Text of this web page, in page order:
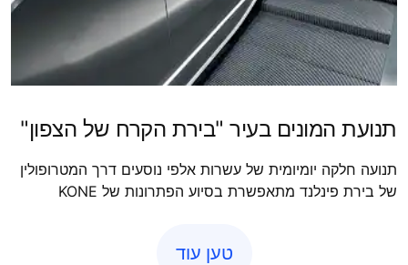
תנועת המונים בעיר "בירת הקרח של הצפון"
תנועה חלקה יומיומית של עשרות אלפי נוסעים דרך המטרופולין
של בירת פינלנד מתאפשרת בסיוע הפתרונות של KONE
טען עוד